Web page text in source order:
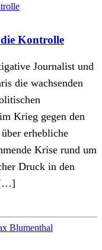
Kontrolle
Journalist und
die wachsenden
Krieg gegen den
erhebliche
Krise rund um
Druck in den
[…]